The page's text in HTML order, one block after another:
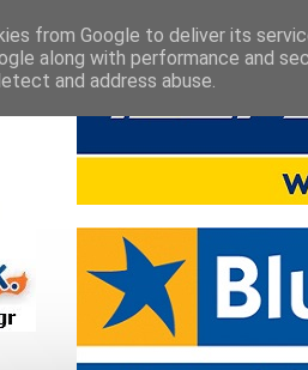
from Google to deliver its
along with performance and
and address abuse.